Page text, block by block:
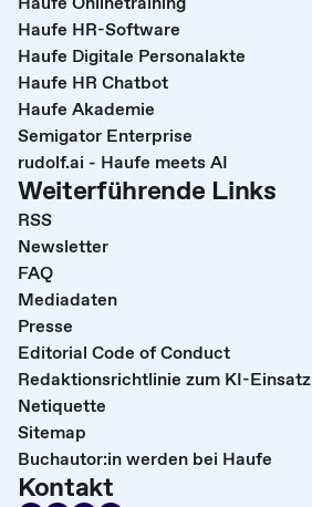
Haufe HR-Software
Haufe Digitale Personalakte
Haufe HR Chatbot
Haufe Akademie
Semigator Enterprise
rudolf.ai - Haufe meets AI
Weiterführende Links
RSS
Newsletter
FAQ
Mediadaten
Presse
Editorial Code of Conduct
Redaktionsrichtlinie zum KI-Einsatz
Netiquette
Sitemap
Buchautor:in werden bei Haufe
Kontakt